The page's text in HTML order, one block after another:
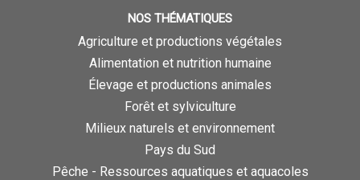
NOS THÉMATIQUES
Agriculture et productions végétales
Alimentation et nutrition humaine
Élevage et productions animales
Forêt et sylviculture
Milieux naturels et environnement
Pays du Sud
Pêche - Ressources aquatiques et aquacoles